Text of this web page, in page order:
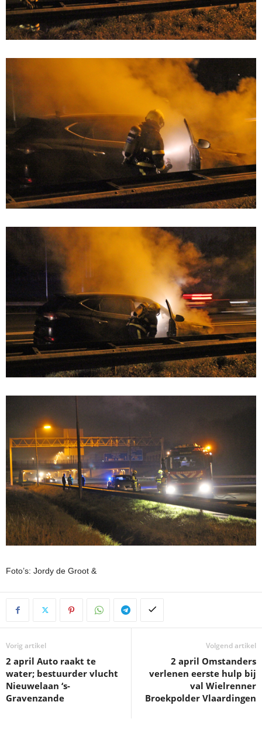
Foto’s: Jordy de Groot &
Vorig artikel
2 april Auto raakt te
water; bestuurder vlucht
Nieuwelaan ‘s-
Gravenzande
Volgend artikel
2 april Omstanders
verlenen eerste hulp bij
val Wielrenner
Broekpolder Vlaardingen